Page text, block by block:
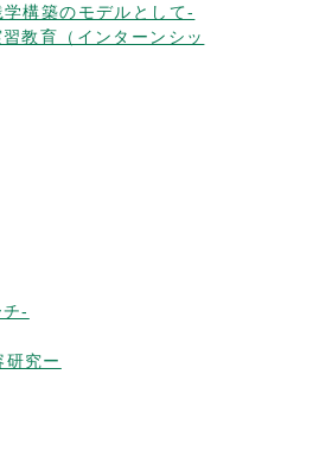
構築のモデルとして-
教育（インターンシッ
-
究ー